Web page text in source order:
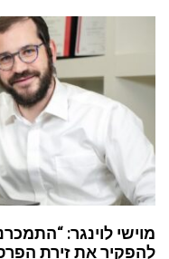
מוישי לוינגר:
להפקיר את זירת